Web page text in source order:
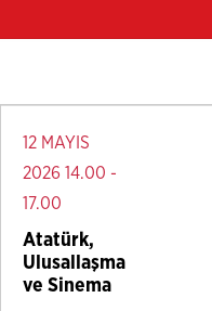
12 MAYIS
2026 14.00 -
17.00
Atatürk,
Ulusallaşma
ve Sinema